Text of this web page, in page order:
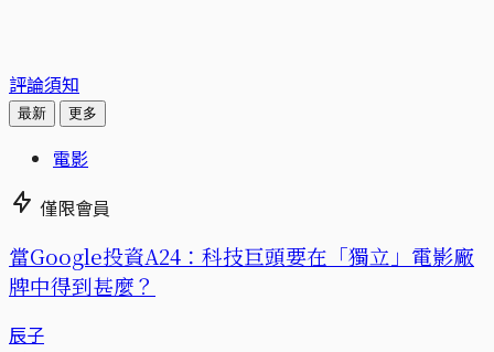
評論須知
最新 更多
電影
僅限會員
當Google投資A24：科技巨頭要在「獨立」電影廠
牌中得到甚麼？
辰子